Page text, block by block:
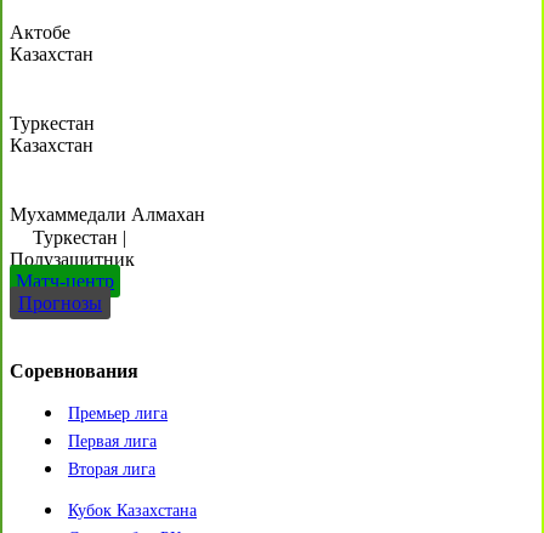
Актобе
Казахстан
Туркестан
Казахстан
Мухаммедали Алмахан
Туркестан |
Полузащитник
Матч-центр
Прогнозы
Соревнования
Премьер лига
Первая лига
Вторая лига
Кубок Казахстана